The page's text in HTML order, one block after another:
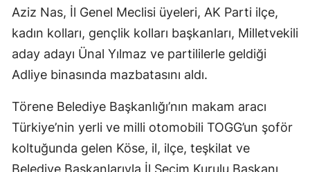
Isparta
Mersin
İstanbul
Kars
Kastamonu
Aziz Nas, İl Genel Meclisi üyeleri, AK Parti ilçe,
kadın kolları, gençlik kolları başkanları, Milletvekili
aday adayı Ünal Yılmaz ve partililerle geldiği
Adliye binasında mazbatasını aldı.
Törene Belediye Başkanlığı’nın makam aracı
Türkiye’nin yerli ve milli otomobili TOGG’un şoför
koltuğunda gelen Köse, il, ilçe, teşkilat ve